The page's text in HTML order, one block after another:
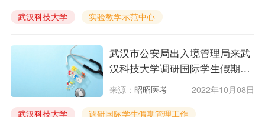
武汉科技大学 实验教学示范中心
武汉市公安局出入境管理局来武
汉科技大学调研国际学生假期管
理工作
来源： 昭昭医考 2022年10月08日
武汉科技大学 调研国际学生假期管理工作